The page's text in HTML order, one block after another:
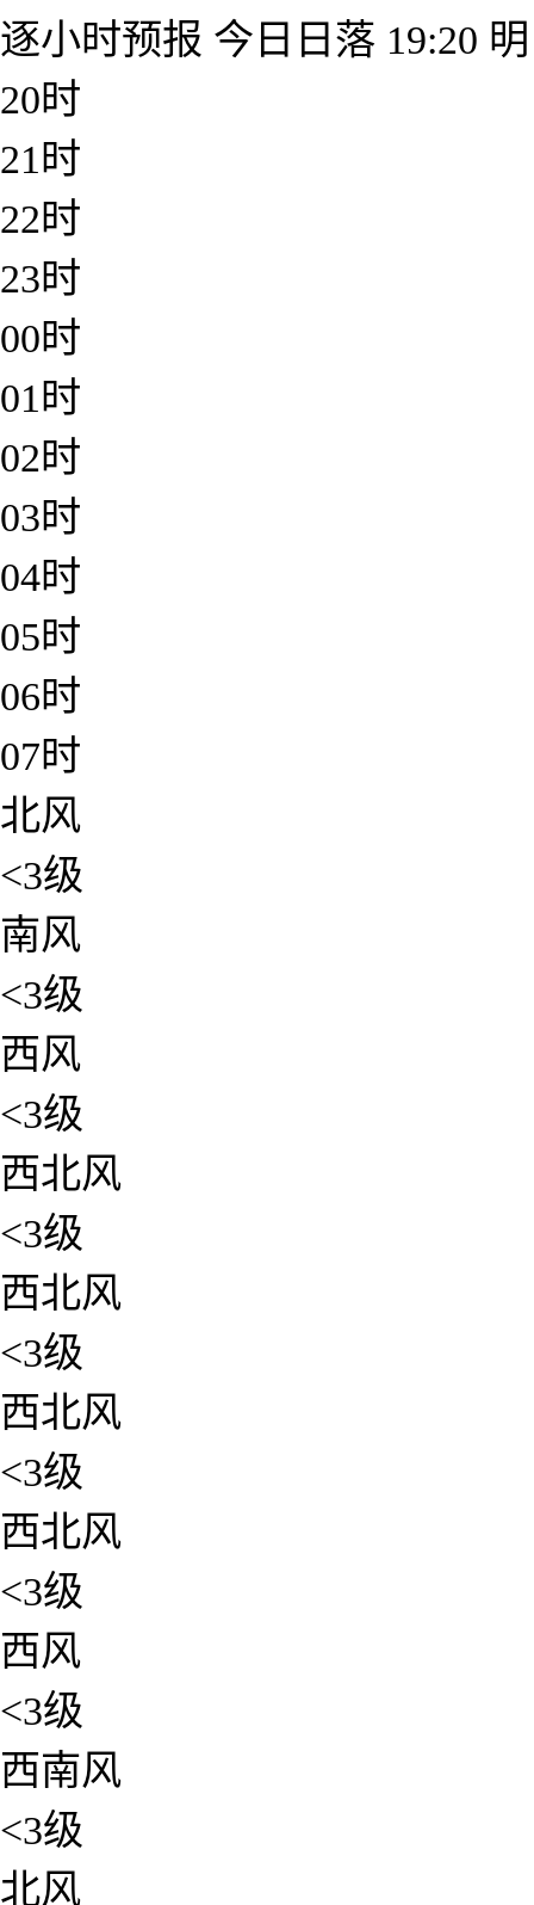
逐小时预报 今日日落 19:20
20时
21时
22时
23时
00时
01时
02时
03时
04时
05时
06时
07时
北风
<3级
南风
<3级
西风
<3级
西北风
<3级
西北风
<3级
西北风
<3级
西北风
<3级
西风
<3级
西南风
<3级
北风